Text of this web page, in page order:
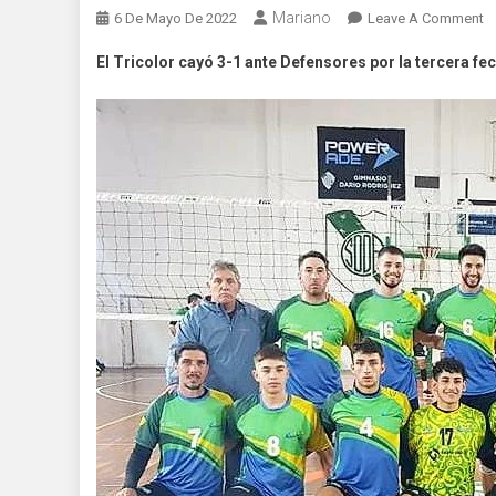
6 De Mayo De 2022 Mariano Leave A CommentOn
El Tricolor cayó 3-1 ante Defensores por la tercera